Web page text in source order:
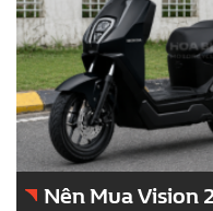
Nên Mua Vision